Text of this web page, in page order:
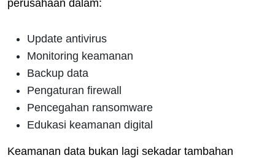
perusahaan dalam:
Update antivirus
Monitoring keamanan
Backup data
Pengaturan firewall
Pencegahan ransomware
Edukasi keamanan digital
Keamanan data bukan lagi sekadar tambahan